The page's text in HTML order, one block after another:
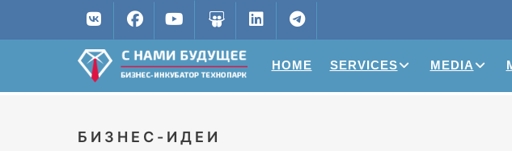
HOME SERVICES MEDIA
БИЗНЕС-ИДЕИ